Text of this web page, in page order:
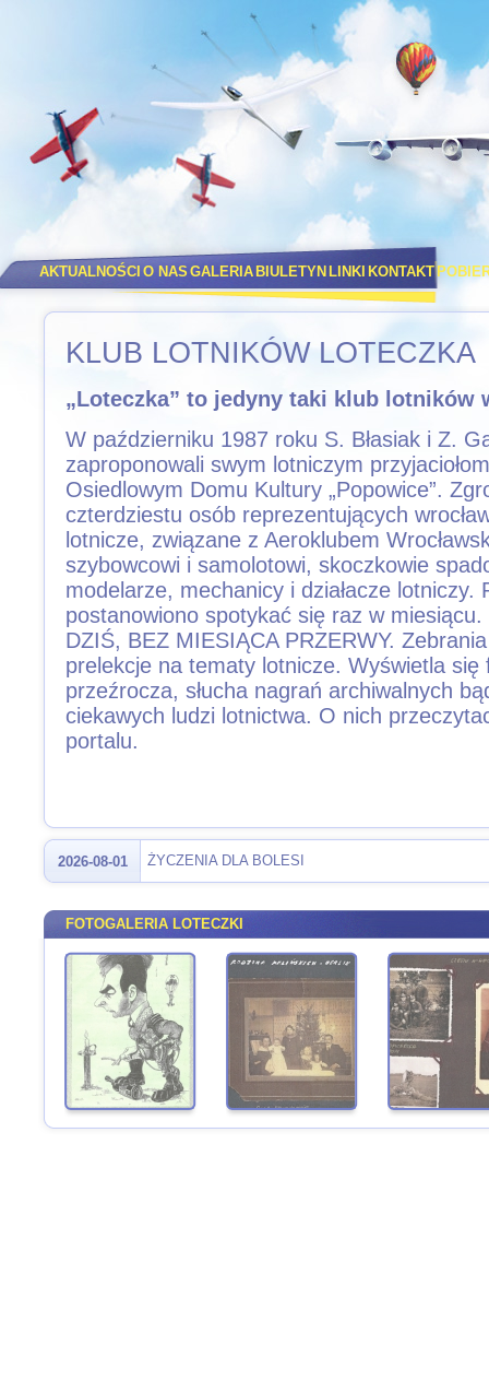
AKTUALNOŚCI O NAS GALERIA BIULETYN LINKI KONTAKT
KLUB LOTNIKÓW LOTECZKA
„Loteczka” to jedyny taki klub lotników
W październiku 1987 roku S. Błasiak i Z.
zaproponowali swym lotniczym
Osiedlowym Domu Kultury „Popowice”.
czterdziestu osób reprezentujących
lotnicze, związane z Aeroklubem
szybowcowi i samolotowi, skoczkowie
modelarze, mechanicy i działacze lotniczy.
postanowiono spotykać się raz w
DZIŚ, BEZ MIESIĄCA PRZERWY.
prelekcje na tematy lotnicze. Wyświetla się
przeźrocza, słucha nagrań archiwalnych
ciekawych ludzi lotnictwa. O nich
portalu.
2026-08-01 ŻYCZENIA DLA BOLESI
FOTOGALERIA LOTECZKI